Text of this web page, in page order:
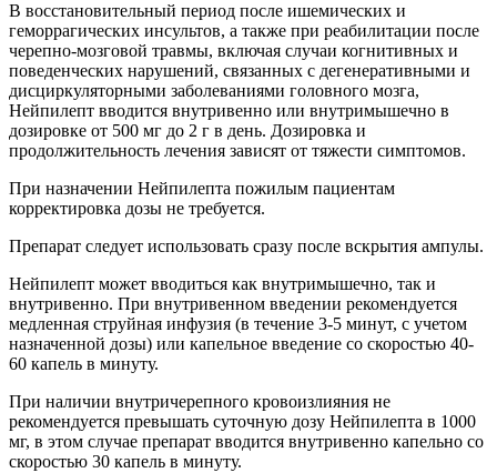
В восстановительный период после ишемических и
геморрагических инсультов, а также при реабилитации после
черепно-мозговой травмы, включая случаи когнитивных и
поведенческих нарушений, связанных с дегенеративными и
дисциркуляторными заболеваниями головного мозга,
Нейпилепт вводится внутривенно или внутримышечно в
дозировке от 500 мг до 2 г в день. Дозировка и
продолжительность лечения зависят от тяжести симптомов.
При назначении Нейпилепта пожилым пациентам
корректировка дозы не требуется.
Препарат следует использовать сразу после вскрытия ампулы.
Нейпилепт может вводиться как внутримышечно, так и
внутривенно. При внутривенном введении рекомендуется
медленная струйная инфузия (в течение 3-5 минут, с учетом
назначенной дозы) или капельное введение со скоростью 40-
60 капель в минуту.
При наличии внутричерепного кровоизлияния не
рекомендуется превышать суточную дозу Нейпилепта в 1000
мг, в этом случае препарат вводится внутривенно капельно со
скоростью 30 капель в минуту.